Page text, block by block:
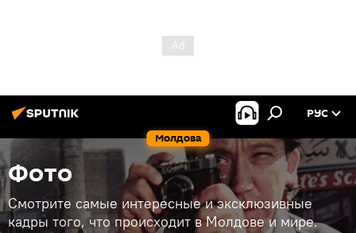
Молдова
РУС
Фото
Смотрите самые интересные и эксклюзивные
кадры того, что происходит в Молдове и мире.